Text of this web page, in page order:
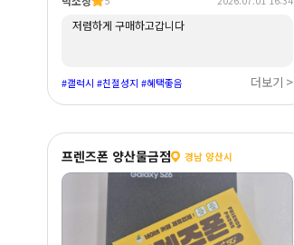
저렴하게 구매하고갑니다
#갤럭시 #친절성지 #혜택좋음 더보기 >
프렌즈폰 양산물금점 경남 양산시